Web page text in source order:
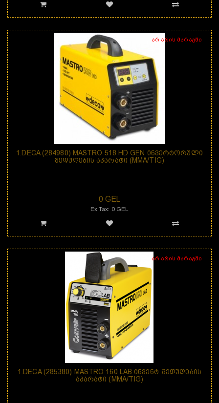
არ არის მარაგში
1.DECA (284980) MASTRO 518 HD GEN ᲘᲜᲕᲔᲠᲢᲝᲠᲣᲚᲘ
ᲨᲔᲓᲣᲦᲔᲑᲘᲡ ᲐᲞᲐᲠᲐᲢᲘ (MMA/TIG)
0 GEL
Ex Tax: 0 GEL
არ არის მარაგში
1.DECA (285380) MASTRO 160 LAB ᲘᲜᲕᲔᲜᲢ. ᲨᲔᲓᲣᲦᲔᲑᲘᲡ
ᲐᲞᲐᲠᲐᲢᲘ (MMA/TIG)